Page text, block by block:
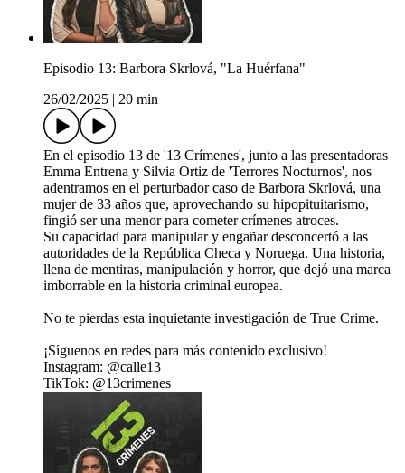
Episodio 13: Barbora Skrlová, "La Huérfana"
26/02/2025
20 min
En el episodio 13 de '13 Crímenes', junto a las presentadoras
Emma Entrena y Silvia Ortiz de 'Terrores Nocturnos', nos
adentramos en el perturbador caso de Barbora Skrlová, una
mujer de 33 años que, aprovechando su hipopituitarismo,
fingió ser una menor para cometer crímenes atroces.
Su capacidad para manipular y engañar desconcertó a las
autoridades de la República Checa y Noruega. Una historia,
llena de mentiras, manipulación y horror, que dejó una marca
imborrable en la historia criminal europea.
No te pierdas esta inquietante investigación de True Crime.
¡Síguenos en redes para más contenido exclusivo!
Instagram: @calle13
TikTok: @13crimenes